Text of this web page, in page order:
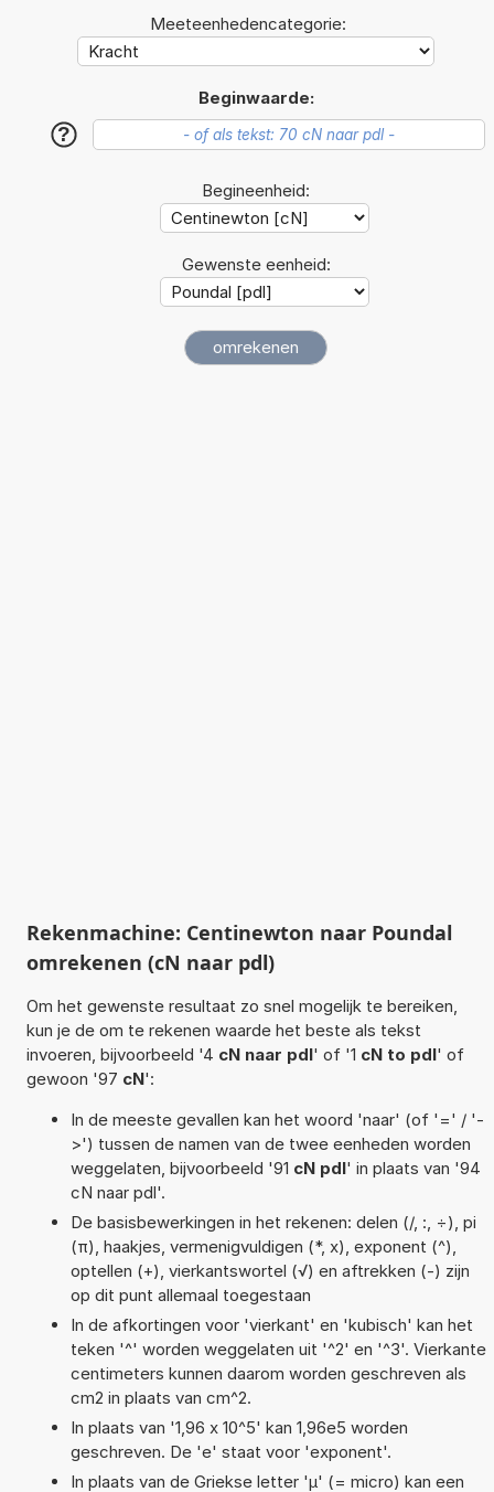
Meeteenhedencategorie:
Beginwaarde:
?
Begineenheid:
Gewenste eenheid:
Rekenmachine: Centinewton naar Poundal
omrekenen (cN naar pdl)
Om het gewenste resultaat zo snel mogelijk te bereiken,
kun je de om te rekenen waarde het beste als tekst
invoeren, bijvoorbeeld '4 cN naar pdl' of '1 cN to pdl' of
gewoon '97 cN':
In de meeste gevallen kan het woord 'naar' (of '=' / '-
>') tussen de namen van de twee eenheden worden
weggelaten, bijvoorbeeld '91 cN pdl' in plaats van '94
cN naar pdl'.
De basisbewerkingen in het rekenen: delen (/, :, ÷), pi
(π), haakjes, vermenigvuldigen (*, x), exponent (^),
optellen (+), vierkantswortel (√) en aftrekken (-) zijn
op dit punt allemaal toegestaan
In de afkortingen voor 'vierkant' en 'kubisch' kan het
teken '^' worden weggelaten uit '^2' en '^3'. Vierkante
centimeters kunnen daarom worden geschreven als
cm2 in plaats van cm^2.
In plaats van '1,96 x 10^5' kan 1,96e5 worden
geschreven. De 'e' staat voor 'exponent'.
In plaats van de Griekse letter 'µ' (= micro) kan een